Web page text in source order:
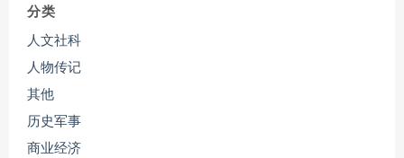
分类
人文社科
人物传记
其他
历史军事
商业经济